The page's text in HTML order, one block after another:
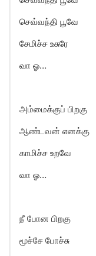
செவ்வந்தி பூவே
சேமிச்ச உசுரே
வா ஓ…
அம்மைக்குப் பிறகு
ஆண்டவன் எனக்கு
காமிச்ச உறவே
வா ஓ…
நீ போன பிறகு
மூச்சே போச்சு